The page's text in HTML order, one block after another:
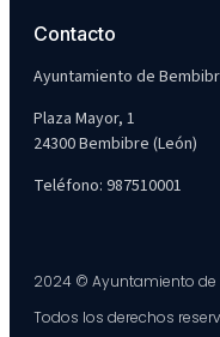
Contacto
Ayuntamiento de
Plaza Mayor, 1
24300 Bembibre (León)
Teléfono: 987510001
2024 © Ayuntamiento de
Todos los derechos